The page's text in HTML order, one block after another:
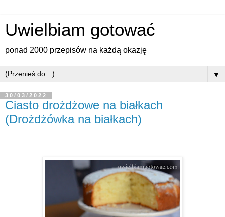
Uwielbiam gotować
ponad 2000 przepisów na każdą okazję
▼
30/03/2022
Ciasto drożdżowe na białkach
(Drożdżówka na białkach)